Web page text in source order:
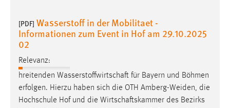
[PDF] Wasserstoff in der Mobilitaet -
Informationen zum Event in Hof am 29.10.2025
02
Relevanz:
hreitenden Wasserstoffwirtschaft für Bayern und Böhmen
erfolgen. Hierzu haben sich die OTH Amberg-Weiden, die
Hochschule Hof und die Wirtschaftskammer des Bezirks
fe_user, be_user, be_lastLoginProvider
einloggen zu können.
Cookie Laufzeit:
24 Stunden